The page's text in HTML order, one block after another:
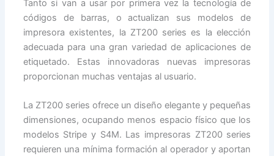
Tanto si van a usar por primera vez la tecnología de
códigos de barras, o actualizan sus modelos de
impresora existentes, la ZT200 series es la elección
adecuada para una gran variedad de aplicaciones de
etiquetado. Estas innovadoras nuevas impresoras
proporcionan muchas ventajas al usuario.
La ZT200 series ofrece un diseño elegante y pequeñas
dimensiones, ocupando menos espacio físico que los
modelos Stripe y S4M. Las impresoras ZT200 series
requieren una mínima formación al operador y aportan